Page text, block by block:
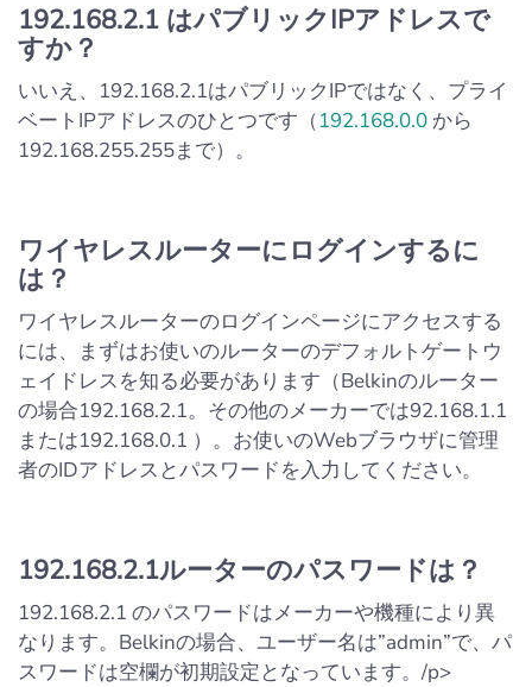
192.168.2.1 はパブリックIPアドレスで
すか？
いいえ、192.168.2.1はパブリックIPではなく、プライ
ベートIPアドレスのひとつです（192.168.0.0から
192.168.255.255まで）。
ワイヤレスルーターにログインするに
は？
ワイヤレスルーターのログインページにアクセスする
には、まずはお使いのルーターのデフォルトゲートウ
ェイドレスを知る必要があります（Belkinのルーター
の場合192.168.2.1。その他のメーカーでは92.168.1.1
または192.168.0.1 ）。お使いのWebブラウザに管理
者のIDアドレスとパスワードを入力してください。
192.168.2.1ルーターのパスワードは？
192.168.2.1 のパスワードはメーカーや機種により異
なります。Belkinの場合、ユーザー名は”admin”で、パ
スワードは空欄が初期設定となっています。/p>